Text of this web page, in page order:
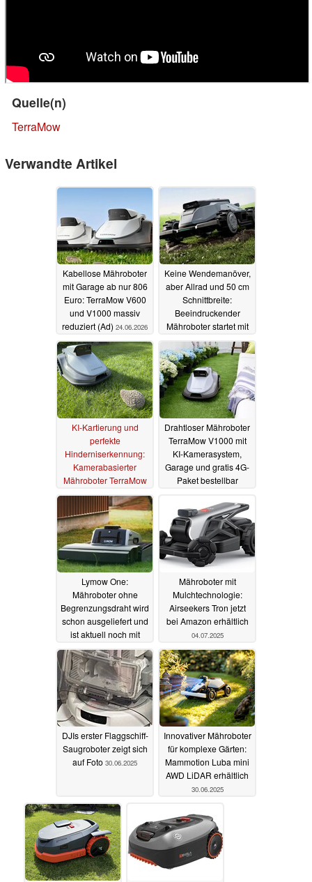
Quelle(n)
TerraMow
Verwandte Artikel
Kabellose Mähroboter
mit Garage ab nur 806
Euro: TerraMow V600
und V1000 massiv
reduziert (Ad) 24.06.2026
Keine Wendemanöver,
aber Allrad und 50 cm
Schnittbreite:
Beeindruckender
Mähroboter startet mit
25% Rabatt18.06.2026
KI-Kartierung und
perfekte
Hinderniserkennung:
Kamerabasierter
Mähroboter TerraMow
V1000 im Test 20.09.2025
Drahtloser Mähroboter
TerraMow V1000 mit
KI-Kamerasystem,
Garage und gratis 4G-
Paket bestellbar
Lymow One:
Mähroboter ohne
Begrenzungsdraht wird
schon ausgeliefert und
ist aktuell noch mit
Rabatt erhältlich
08.08.2025
Mähroboter mit
Mulchtechnologie:
Airseekers Tron jetzt
bei Amazon erhältlich
04.07.2025
DJIs erster Flaggschiff-
Saugroboter zeigt sich
auf Foto 30.06.2025
Innovativer Mähroboter
für komplexe Gärten:
Mammotion Luba mini
AWD LiDAR erhältlich
30.06.2025